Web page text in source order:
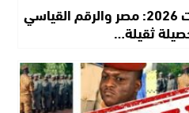
كأس أمم إفريقيا للسيدات 2026: مصر والرقم القياسي
ثقيلة…